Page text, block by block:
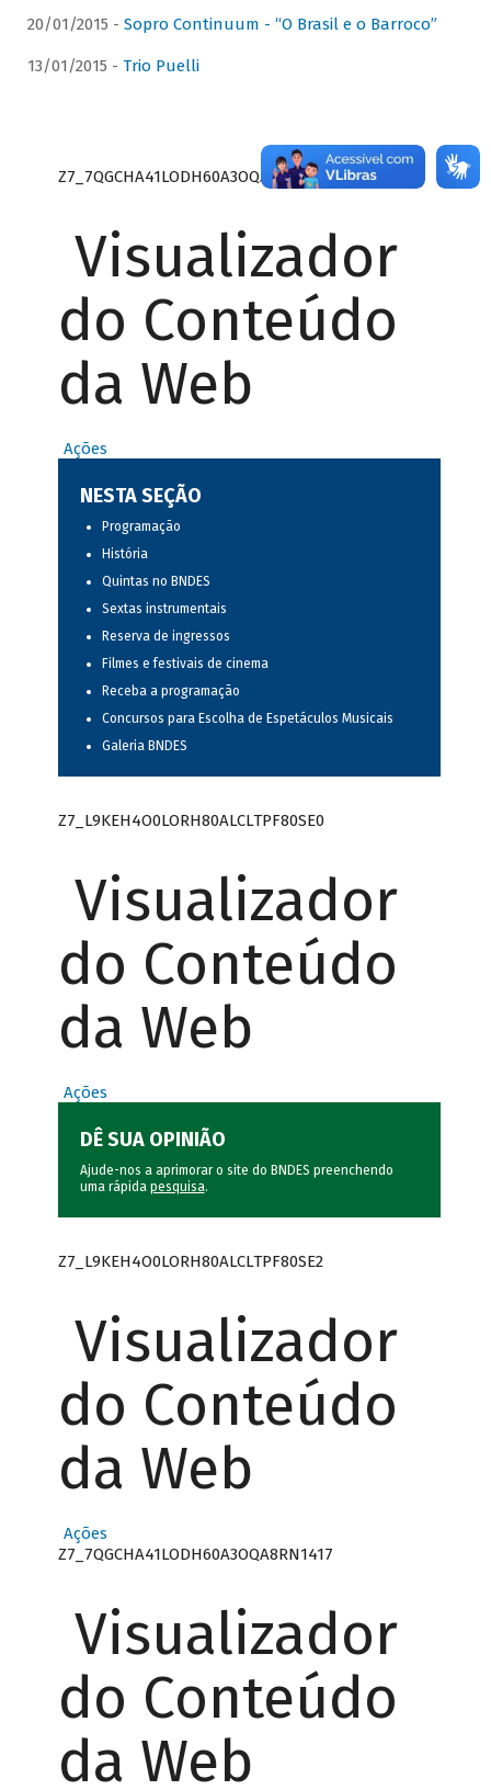
20/01/2015 - Sopro Continuum - “O Brasil e o Barroco”
13/01/2015 - Trio Puelli
Z7_7QGCHA41LODH60A3OQA8RN1415
Visualizador
do Conteúdo
da Web
Ações
NESTA SEÇÃO
Programação
História
Quintas no BNDES
Sextas instrumentais
Reserva de ingressos
Filmes e festivais de cinema
Receba a programação
Concursos para Escolha de Espetáculos Musicais
Galeria BNDES
Z7_L9KEH4O0LORH80ALCLTPF80SE0
Visualizador
do Conteúdo
da Web
Ações
DÊ SUA OPINIÃO
Ajude-nos a aprimorar o site do BNDES preenchendo
uma rápida pesquisa.
Z7_L9KEH4O0LORH80ALCLTPF80SE2
Visualizador
do Conteúdo
da Web
Ações
Z7_7QGCHA41LODH60A3OQA8RN1417
Visualizador
do Conteúdo
da Web